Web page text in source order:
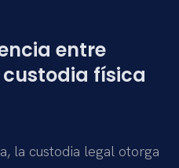
entre
física
la custodia legal otorga